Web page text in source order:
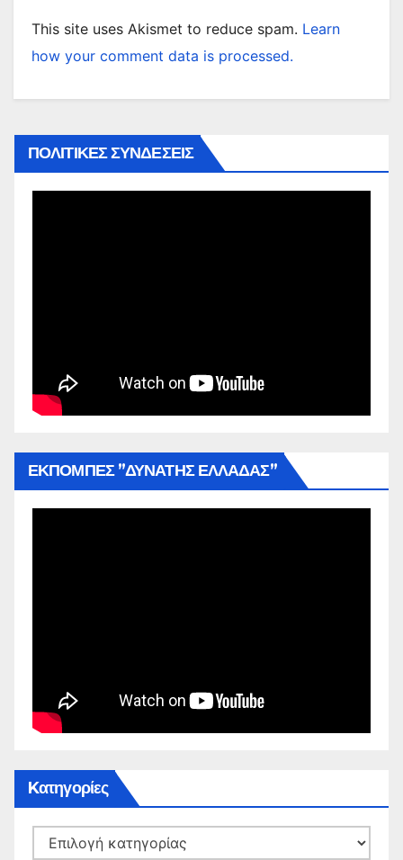
This site uses Akismet to reduce spam. Learn
how your comment data is processed.
ΠΟΛΙΤΙΚΕΣ ΣΥΝΔΕΣΕΙΣ
ΕΚΠΟΜΠΕΣ ”ΔΥΝΑΤΗΣ ΕΛΛΑΔΑΣ”
Kατηγορίες
Kατηγορίες